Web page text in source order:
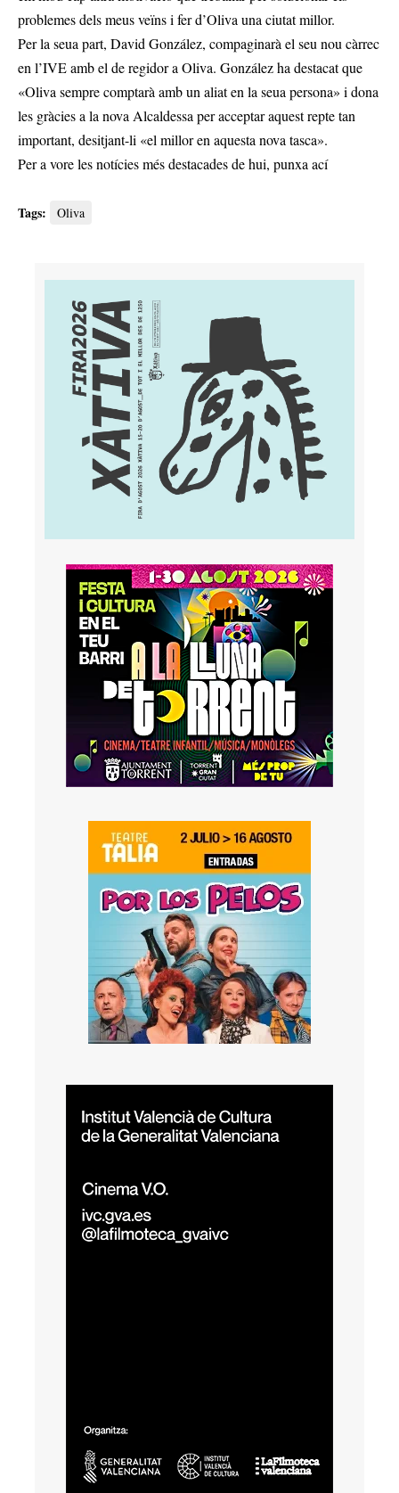
problemes dels meus veïns i fer d’Oliva una ciutat millor.
Per la seua part, David González, compaginarà el seu nou càrrec
en l’IVE amb el de regidor a Oliva. González ha destacat que
«Oliva sempre comptarà amb un aliat en la seua persona» i dona
les gràcies a la nova Alcaldessa per acceptar aquest repte tan
important, desitjant-li «el millor en aquesta nova tasca».
Per a vore les notícies més destacades de hui, punxa ací
Tags: Oliva